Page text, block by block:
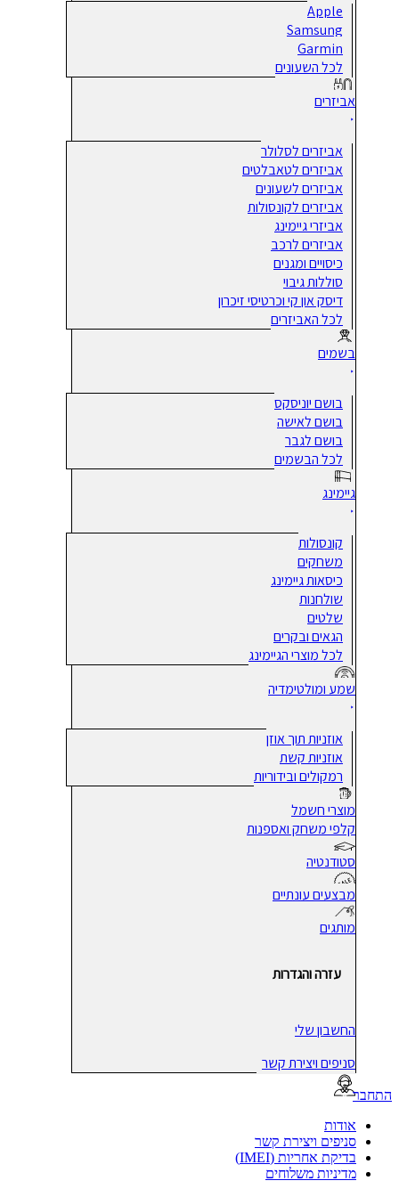
Apple
Samsung
Garmin
לכל השעונים
אביזרים
אביזרים לסלולר
אביזרים לטאבלטים
אביזרים לשעונים
אביזרים לקונסולות
אביזרי גיימינג
אביזרים לרכב
כיסויים ומגנים
סוללות גיבוי
דיסק און קי וכרטיסי זיכרון
לכל האביזרים
בשמים
בושם יוניסקס
בושם לאישה
בושם לגבר
לכל הבשמים
גיימינג
קונסולות
משחקים
כיסאות גיימינג
שולחנות
שלטים
הגאים ובקרים
לכל מוצרי הגיימינג
שמע ומולטימדיה
אוזניות תוך אוזן
אוזניות קשת
רמקולים ובידוריות
מוצרי חשמל
קלפי משחק ואספנות
סטודנטיה
מבצעים עונתיים
מותגים
עזרה והגדרות
החשבון שלי
סניפים ויצירת קשר
אודות
סניפים ויצירת קשר
בדיקת אחריות (IMEI)
מדיניות משלוחים